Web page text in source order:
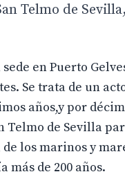
Telmo de
en Puerto
Se trata de un
años,y por
Telmo de Sevilla
los marinos y
más de 200 años.